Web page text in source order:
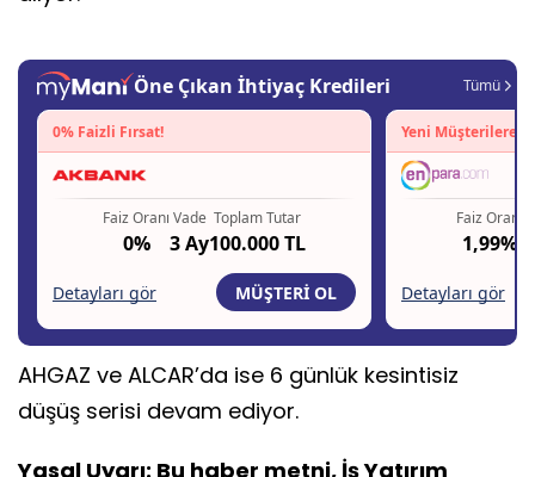
AHGAZ ve ALCAR’da ise 6 günlük kesintisiz
düşüş serisi devam ediyor.
Yasal Uyarı: Bu haber metni, İş Yatırım